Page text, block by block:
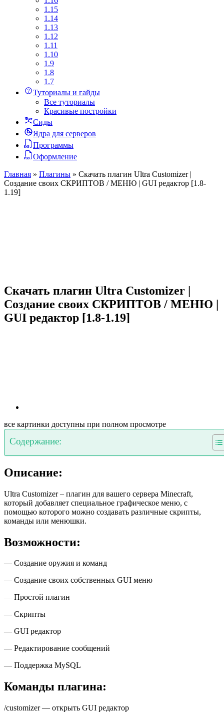
1.15
1.14
1.13
1.12
1.11
1.10
1.9
1.8
1.7
Туториалы и гайды
Все туториалы
Красивые постройки
Сиды
Ядра для серверов
Программы
Оформление
Главная » Плагины » Скачать плагин Ultra Customizer |
Создание своих СКРИПТОВ / МЕНЮ | GUI редактор [1.8-
1.19]
Скачать плагин Ultra Customizer |
Создание своих СКРИПТОВ / МЕНЮ |
GUI редактор [1.8-1.19]
все картинки доступны при полном просмотре
Содержание:
Описание:
Ultra Customizer – плагин для вашего сервера Minecraft,
который добавляет специальное графическое меню, с
помощью которого можно создавать различные скрипты,
команды или менюшки.
Возможности:
— Создание оружия и команд
— Создание своих собственных GUI меню
— Простой плагин
— Скрипты
— GUI редактор
— Редактирование сообщений
— Поддержка MySQL
Команды плагина:
/customizer — открыть GUI редактор